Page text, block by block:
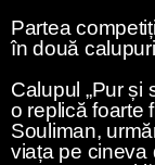
Partea
în două
Calupul „Pur și
o replică foarte
Souliman,
viața pe cineva